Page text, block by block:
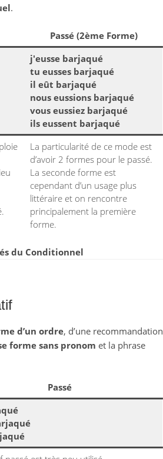
.
Passé (2ème Forme)
j'eusse barjaqué
tu eusses barjaqué
il eût barjaqué
nous eussions barjaqué
vous eussiez barjaqué
ils eussent barjaqué
La particularité de ce mode est
d’avoir 2 formes pour le passé.
La seconde forme est
cependant d’un usage plus
littéraire et on rencontre
principalement la première
forme.
du Conditionnel
d’un ordre, d’une recommandation
forme sans pronom et la phrase
Passé